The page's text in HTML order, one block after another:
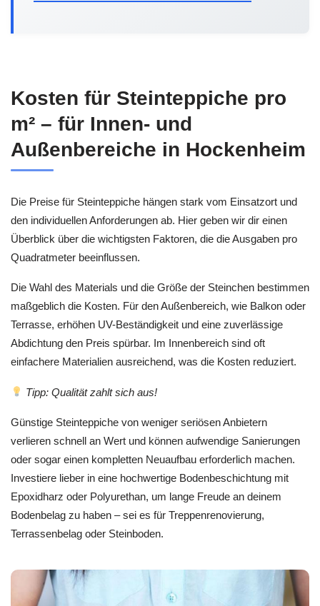
Kosten für Steinteppiche pro
m² – für Innen- und
Außenbereiche in Hockenheim
Die Preise für Steinteppiche hängen stark vom Einsatzort und
den individuellen Anforderungen ab. Hier geben wir dir einen
Überblick über die wichtigsten Faktoren, die die Ausgaben pro
Quadratmeter beeinflussen.
Die Wahl des Materials und die Größe der Steinchen bestimmen
maßgeblich die Kosten. Für den Außenbereich, wie Balkon oder
Terrasse, erhöhen UV-Beständigkeit und eine zuverlässige
Abdichtung den Preis spürbar. Im Innenbereich sind oft
einfachere Materialien ausreichend, was die Kosten reduziert.
Tipp: Qualität zahlt sich aus!
Günstige Steinteppiche von weniger seriösen Anbietern
verlieren schnell an Wert und können aufwendige Sanierungen
oder sogar einen kompletten Neuaufbau erforderlich machen.
Investiere lieber in eine hochwertige Bodenbeschichtung mit
Epoxidharz oder Polyurethan, um lange Freude an deinem
Bodenbelag zu haben – sei es für Treppenrenovierung,
Terrassenbelag oder Steinboden.